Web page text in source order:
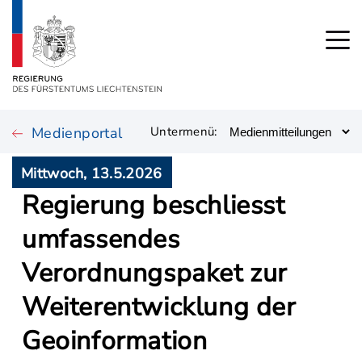
Medienportal Untermenü:
Mittwoch, 13.5.2026
Regierung beschliesst
umfassendes
Verordnungspaket zur
Weiterentwicklung der
Geoinformation